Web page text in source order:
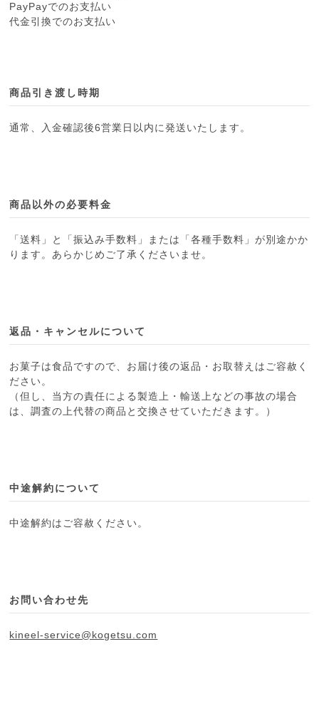
PayPayでのお支払い
代金引換でのお支払い
商品引き渡し時期
通常、入金確認後6営業日以内に発送いたします。
商品以外の必要料金
「送料」と「振込み手数料」または「各種手数料」が別途かか
ります。あらかじめご了承くださいませ。
返品・キャンセルについて
お菓子は食品ですので、お届け後の返品・お取替えはご容赦く
ださい。
（但し、当方の責任による製造上・輸送上などの事故の場合
は、調査の上代替の商品と交換させていただきます。）
中途解約について
中途解約はご容赦ください。
お問い合わせ先
kineel-service@kogetsu.com